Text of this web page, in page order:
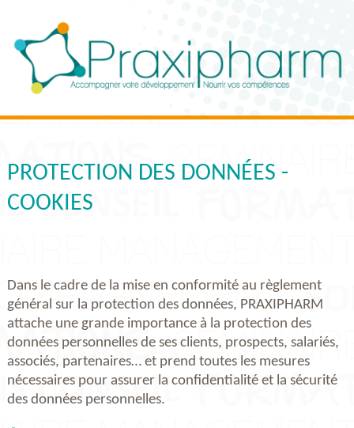
PROTECTION DES DONNÉES -
COOKIES
Dans le cadre de la mise en conformité au règlement
général sur la protection des données, PRAXIPHARM
attache une grande importance à la protection des
données personnelles de ses clients, prospects, salariés,
associés, partenaires… et prend toutes les mesures
nécessaires pour assurer la confidentialité et la sécurité
des données personnelles.